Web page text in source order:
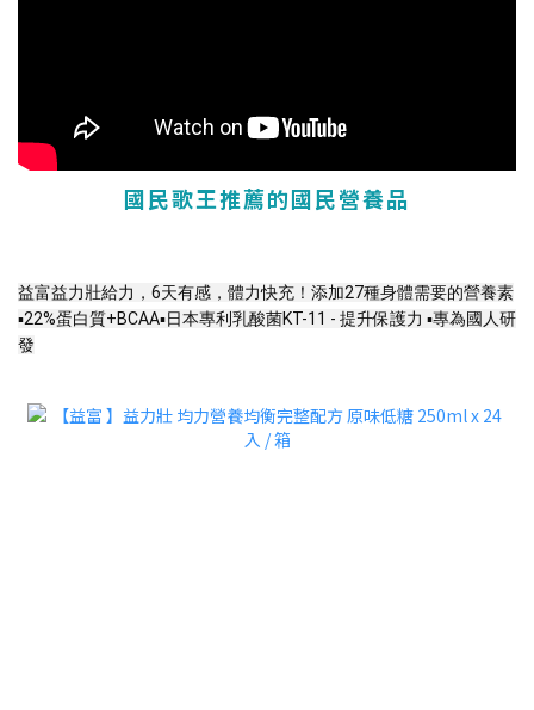
國民歌王推薦的國民營養品
益富益力壯給力，6天有感，體力快充！ 添加27種身體需要的營養素
▪️22%蛋白質+BCAA▪️日本專利乳酸菌KT-11 - 提升保護力 ▪️專為國人研
發